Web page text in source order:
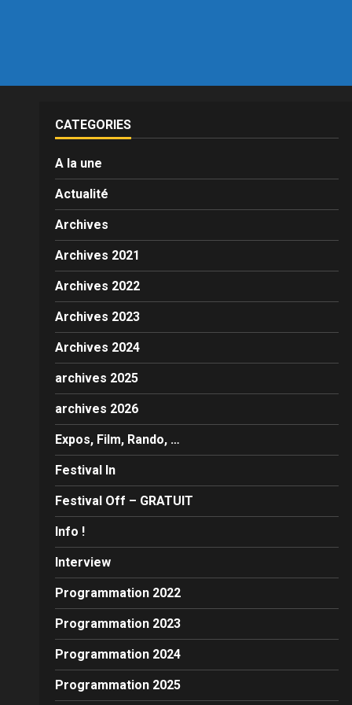
CATEGORIES
A la une
Actualité
Archives
Archives 2021
Archives 2022
Archives 2023
Archives 2024
archives 2025
archives 2026
Expos, Film, Rando, …
Festival In
Festival Off – GRATUIT
Info !
Interview
Programmation 2022
Programmation 2023
Programmation 2024
Programmation 2025